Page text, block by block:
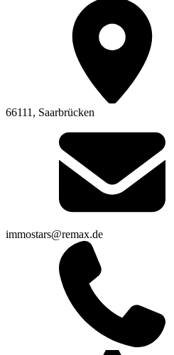
66111, Saarbrücken
immostars@remax.de